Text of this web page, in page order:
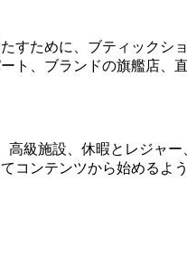
ために、ブティックシ
、ブランドの旗艦店、
級施設、休暇とレジャ
ンテンツから始める